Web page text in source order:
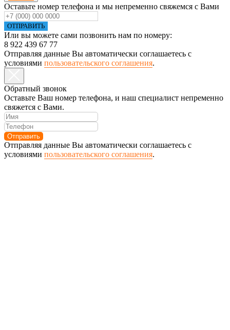
Оставьте номер телефона и мы непременно свяжемся с Вами
ОТПРАВИТЬ
Или вы можете сами позвонить нам по номеру:
8 922 439 67 77
Отправляя данные Вы автоматически соглашаетесь с
условиями пользовательского соглашения.
Обратный звонок
Оставьте Ваш номер телефона, и наш специалист непременно
свяжется с Вами.
Отправить
Отправляя данные Вы автоматически соглашаетесь с
условиями пользовательского соглашения.